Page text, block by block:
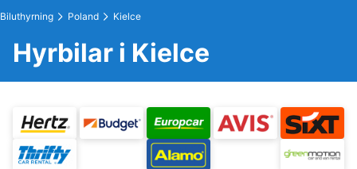
Biluthyrning Poland Kielce
Hyrbilar i Kielce